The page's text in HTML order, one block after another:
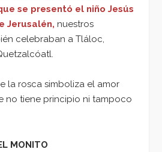
se presentó el niño Jesús
Jerusalén, nuestros
celebraban a Tláloc,
la rosca simboliza el amor
no tiene principio ni tampoco
MONITO